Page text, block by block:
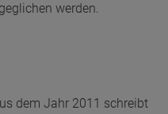
werden.
dem Jahr 2011 schreibt